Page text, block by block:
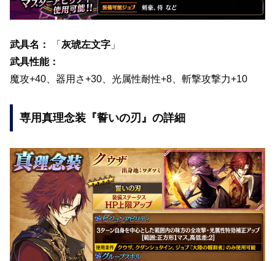
武具名： 「 灰琥左文字 」
武具性能：
魔攻+40、器用さ+30、光属性耐性+8、斬撃攻撃力+10
専用真理念装『誓いの刃』の詳細